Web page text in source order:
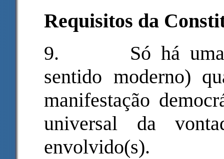
Requisitos da
9. Só há
sentido moderno)
manifestação
universal da
envolvido(s).